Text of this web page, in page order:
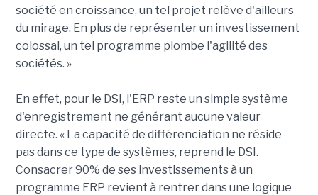
société en croissance, un tel projet relève d'ailleurs
du mirage. En plus de représenter un investissement
colossal, un tel programme plombe l'agilité des
sociétés. »
En effet, pour le DSI, l'ERP reste un simple système
d'enregistrement ne générant aucune valeur
directe. « La capacité de différenciation ne réside
pas dans ce type de systèmes, reprend le DSI.
Consacrer 90% de ses investissements à un
programme ERP revient à rentrer dans une logique